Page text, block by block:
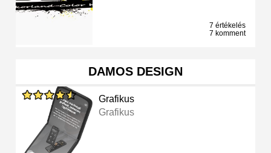
7 értékelés
7 komment
DAMOS DESIGN
Grafikus
Grafikus